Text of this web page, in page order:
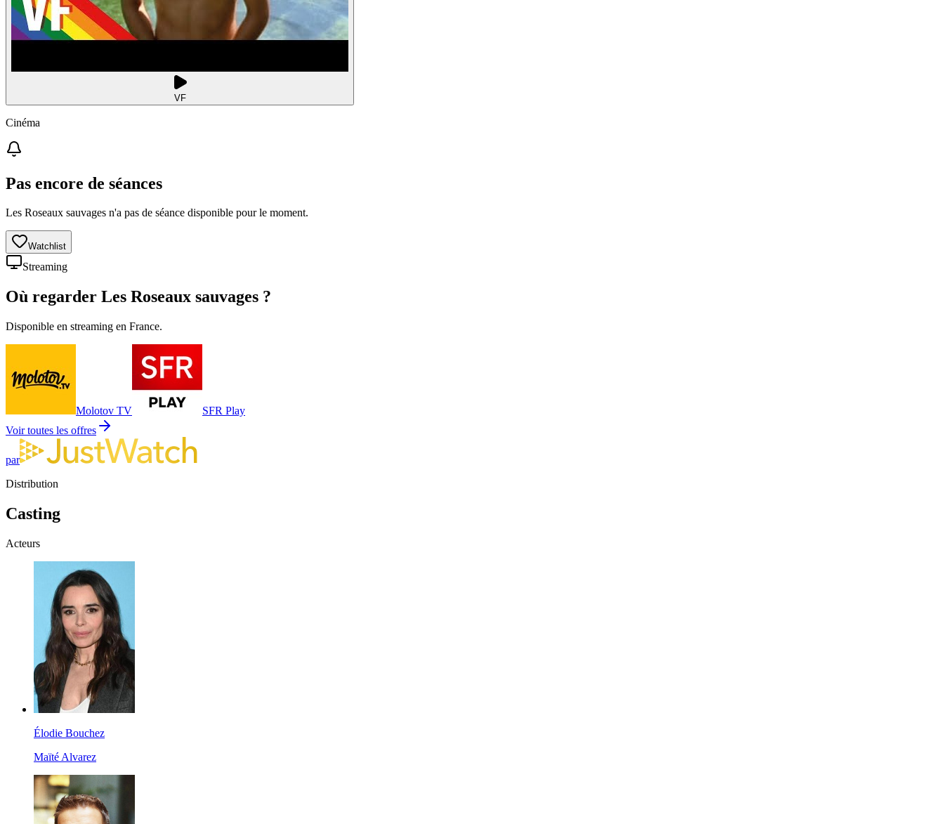
VF
Cinéma
Pas encore de séances
Les Roseaux sauvages n'a pas de séance disponible pour le moment.
Watchlist
Streaming
Où regarder Les Roseaux sauvages ?
Disponible en streaming en France.
Molotov TV
SFR Play
Voir toutes les offres
par
Distribution
Casting
Acteurs
Élodie Bouchez
Maïté Alvarez